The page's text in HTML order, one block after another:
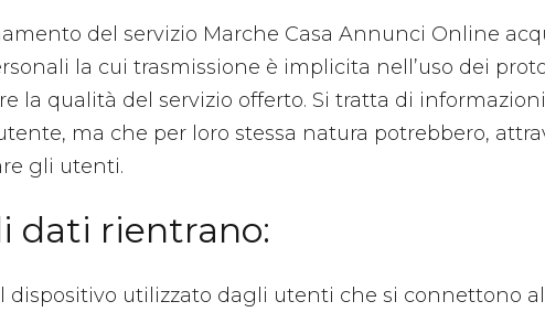
del servizio Marche Casa Annunci Online
la cui trasmissione è implicita nell’uso dei
la qualità del servizio offerto. Si tratta di
ma che per loro stessa natura potrebbero,
gli utenti.
dati rientrano:
dispositivo utilizzato dagli utenti che si connettono al